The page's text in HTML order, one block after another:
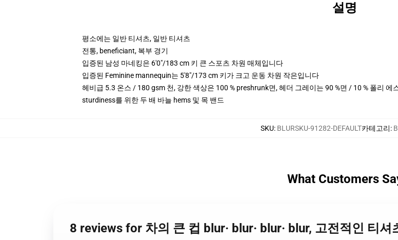
설명
평소에는 일반 티셔츠, 일반 티셔츠
전통, beneficiant, 복부 경기
입증된 남성 마네킹은 6'0"/183 cm 키 큰 스포츠 차원 매체입니다
입증된 Feminine mannequin는 5'8"/173 cm 키가 크고 운동 차원 작은입니다
헤비급 5.3 온스 / 180 gsm 천, 강한 색상은 100 % preshrunk면, 헤더 그레이는 90 %면 / 10 % 폴리
sturdiness를 위한 두 배 바늘 hems 및 목 밴드
SKU: BLURSKU-91282-DEFAULT카테고리:
What Customers
8 reviews for 차의 큰 컵 blur· blur· blur· blur, 고전적인 티셔